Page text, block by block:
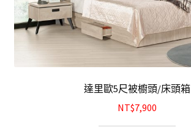
餐櫃&收納櫃
臥室系列
雙人床＆單人床
達里歐5尺被櫥頭/床頭箱
NT$7,900